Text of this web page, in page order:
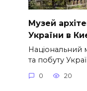
Музей
України в
Національний
та побуту
0 20